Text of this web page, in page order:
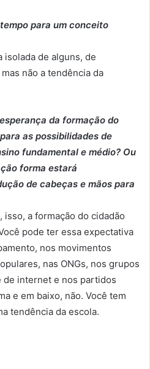
para um conceito
isolada de alguns, de
não a tendência da
da formação do
as possibilidades de
fundamental e médio? Ou
forma estará
de cabeças e mãos para
isso, a formação do cidadão
pode ter essa expectativa
nos movimentos
nas ONGs, nos grupos
de internet e nos partidos
e em baixo, não. Você tem
tendência da escola.